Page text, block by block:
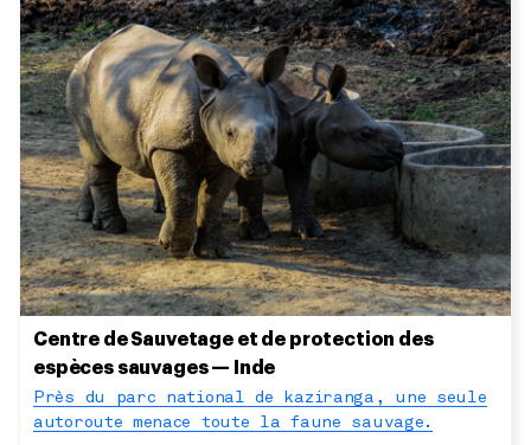
Centre de Sauvetage et de protection des
espèces sauvages — Inde
Près du parc national de kaziranga, une seule
autoroute menace toute la faune sauvage.